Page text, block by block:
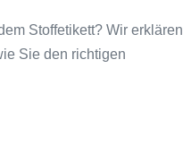
Stoffetikett? Wir erklären
Sie den richtigen